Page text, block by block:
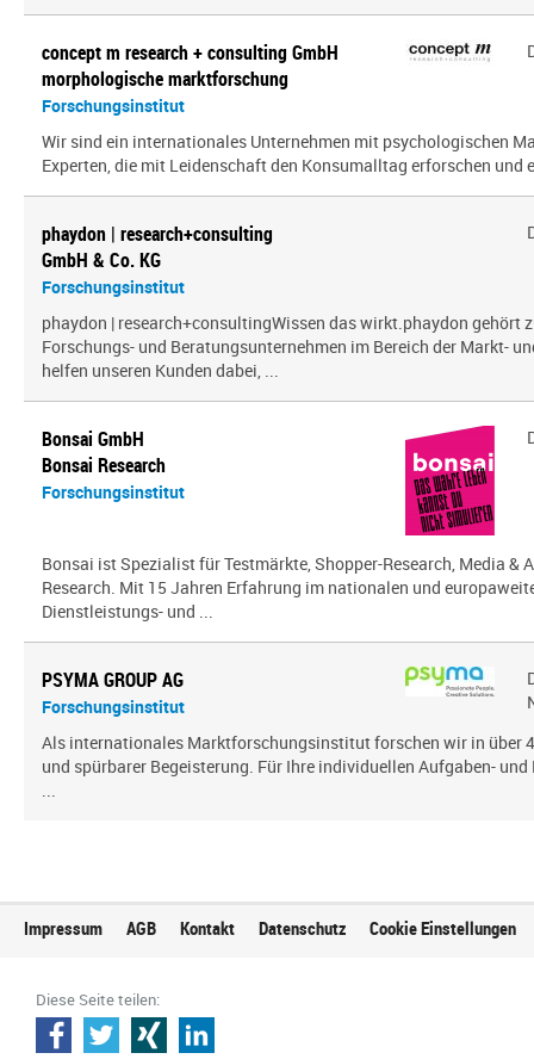
concept m research + consulting GmbH
morphologische marktforschung
Forschungsinstitut
Wir sind ein inter­na­tio­nales Unternehmen mit psy­cho­lo­gi­schen
Experten, die mit Leidenschaft den Konsumalltag erfor­schen und
phaydon | research+consulting
GmbH & Co. KG
Forschungsinstitut
phaydon | research+consultingWissen das wirkt.phaydon gehört
Forschungs- und Beratungsunternehmen im Bereich der Markt-
helfen unseren Kunden dabei, ...
Bonsai GmbH
Bonsai Research
Forschungsinstitut
Bonsai ist Spezialist für Testmärkte, Shopper-Research, Media &
Research. Mit 15 Jahren Erfahrung im nationalen und
Dienstleistungs- und ...
PSYMA GROUP AG
Forschungsinstitut
Als internationales Marktforschungsinstitut forschen wir in über
und spürbarer Begeisterung. Für Ihre individuellen Aufgaben-
...
Impressum AGB Kontakt Datenschutz Cookie Einstellungen
Diese Seite teilen: